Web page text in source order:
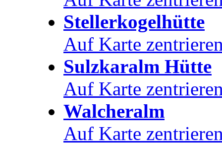
Stellerkogelhütte
Auf Karte
Sulzkaralm Hütte
Auf Karte
Walcheralm
Auf Karte